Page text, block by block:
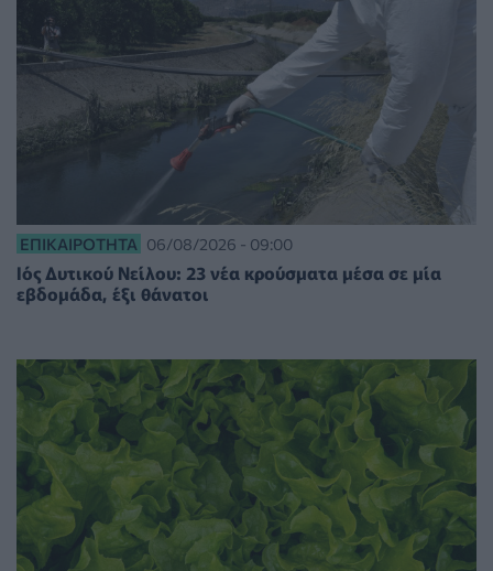
ΕΠΙΚΑΙΡΌΤΗΤΑ 06/08/2026 - 09:00
Ιός Δυτικού Νείλου: 23 νέα κρούσματα μέσα σε μία
εβδομάδα, έξι θάνατοι